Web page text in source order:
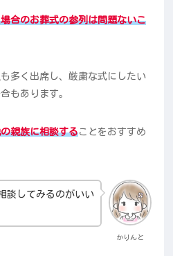
合のお葬式の参列は問題ないこ
多く出席し、厳粛な式にしたい
もあります。
親族に相談することをおすすめ
かりんと
談してみるのがいい